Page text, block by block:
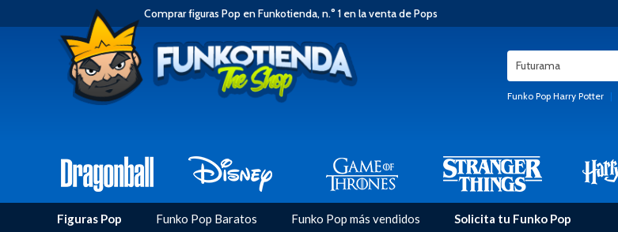
Comprar figuras Pop en Funkotienda, n.° 1 en la venta de Pops
Funko Pop Harry Potter |
Figuras Pop Funko Pop Baratos Funko Pop más vendidos Solicita tu Funko Pop